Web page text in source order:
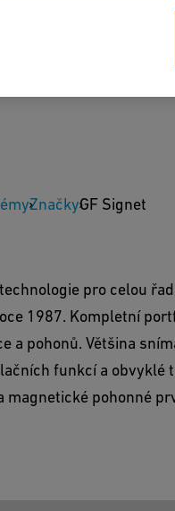
ZnačkyGF Signet
pro celou
1987. Kompletní
a pohonů. Většina
funkcí a obvyklé
magnetické pohonné